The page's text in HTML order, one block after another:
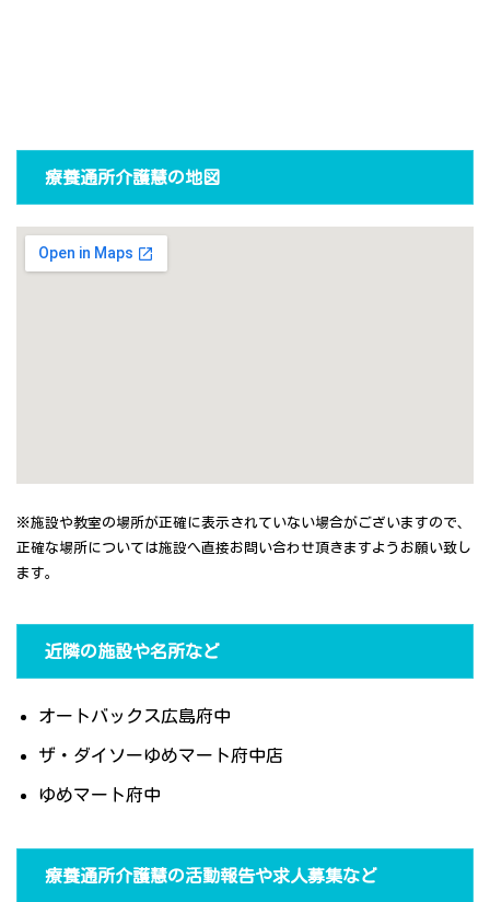
療養通所介護慧の地図
※施設や教室の場所が正確に表示されていない場合がございますので、
正確な場所については施設へ直接お問い合わせ頂きますようお願い致し
ます。
近隣の施設や名所など
オートバックス広島府中
ザ・ダイソーゆめマート府中店
ゆめマート府中
療養通所介護慧の活動報告や求人募集など